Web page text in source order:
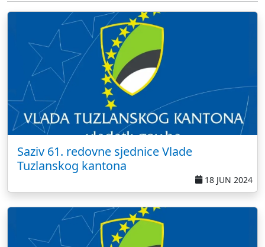
Saziv 61. redovne sjednice Vlade
Tuzlanskog kantona
18 JUN 2024